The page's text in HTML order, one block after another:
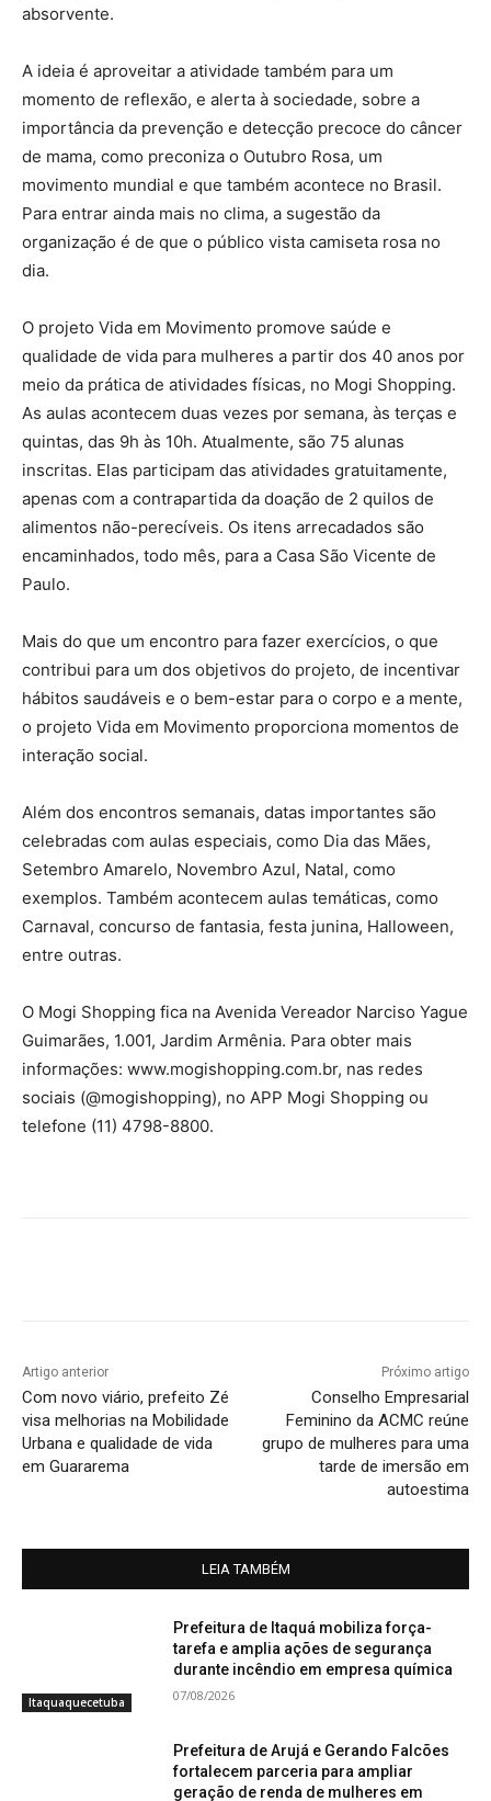
absorvente.
A ideia é aproveitar a atividade também para um
momento de reflexão, e alerta à sociedade, sobre a
importância da prevenção e detecção precoce do câncer
de mama, como preconiza o Outubro Rosa, um
movimento mundial e que também acontece no Brasil.
Para entrar ainda mais no clima, a sugestão da
organização é de que o público vista camiseta rosa no
dia.
O projeto Vida em Movimento promove saúde e
qualidade de vida para mulheres a partir dos 40 anos por
meio da prática de atividades físicas, no Mogi Shopping.
As aulas acontecem duas vezes por semana, às terças e
quintas, das 9h às 10h. Atualmente, são 75 alunas
inscritas. Elas participam das atividades gratuitamente,
apenas com a contrapartida da doação de 2 quilos de
alimentos não-perecíveis. Os itens arrecadados são
encaminhados, todo mês, para a Casa São Vicente de
Paulo.
Mais do que um encontro para fazer exercícios, o que
contribui para um dos objetivos do projeto, de incentivar
hábitos saudáveis e o bem-estar para o corpo e a mente,
o projeto Vida em Movimento proporciona momentos de
interação social.
Além dos encontros semanais, datas importantes são
celebradas com aulas especiais, como Dia das Mães,
Setembro Amarelo, Novembro Azul, Natal, como
exemplos. Também acontecem aulas temáticas, como
Carnaval, concurso de fantasia, festa junina, Halloween,
entre outras.
O Mogi Shopping fica na Avenida Vereador Narciso Yague
Guimarães, 1.001, Jardim Armênia. Para obter mais
informações: www.mogishopping.com.br, nas redes
sociais (@mogishopping), no APP Mogi Shopping ou
telefone (11) 4798-8800.
Artigo anterior
Com novo viário, prefeito Zé
visa melhorias na Mobilidade
Urbana e qualidade de vida
em Guararema
Próximo artigo
Conselho Empresarial
Feminino da ACMC reúne
grupo de mulheres para uma
tarde de imersão em
autoestima
LEIA TAMBÉM
Itaquaquecetuba
Prefeitura de Itaquá mobiliza força-
tarefa e amplia ações de segurança
durante incêndio em empresa química
07/08/2026
Prefeitura de Arujá e Gerando Falcões
fortalecem parceria para ampliar
geração de renda de mulheres em